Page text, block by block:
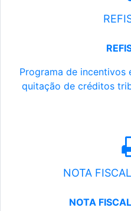
Programa de incentivos
quitação de créditos
NOTA
NOTA